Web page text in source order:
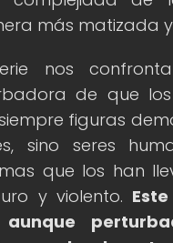
más matizada
nos
de que los
figuras
sino seres
que los han
y violento.
aunque